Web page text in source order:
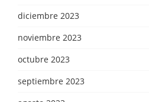
diciembre 2023
noviembre 2023
octubre 2023
septiembre 2023